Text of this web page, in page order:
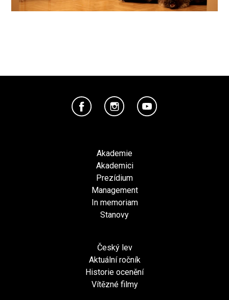
Akademie
Akademici
Prezídium
Management
In memoriam
Stanovy
Český lev
Aktuální ročník
Historie ocenění
Vítězné filmy